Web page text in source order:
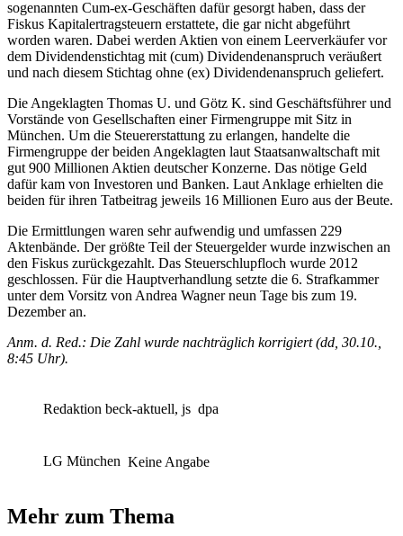
sogenannten Cum-ex-Geschäften dafür gesorgt haben, dass der
Fiskus Kapitalertragsteuern erstattete, die gar nicht abgeführt
worden waren. Dabei werden Aktien von einem Leerverkäufer vor
dem Dividendenstichtag mit (cum) Dividendenanspruch veräußert
und nach diesem Stichtag ohne (ex) Dividendenanspruch geliefert.
Die Angeklagten Thomas U. und Götz K. sind Geschäftsführer und
Vorstände von Gesellschaften einer Firmengruppe mit Sitz in
München. Um die Steuererstattung zu erlangen, handelte die
Firmengruppe der beiden Angeklagten laut Staatsanwaltschaft mit
gut 900 Millionen Aktien deutscher Konzerne. Das nötige Geld
dafür kam von Investoren und Banken. Laut Anklage erhielten die
beiden für ihren Tatbeitrag jeweils 16 Millionen Euro aus der Beute.
Die Ermittlungen waren sehr aufwendig und umfassen 229
Aktenbände. Der größte Teil der Steuergelder wurde inzwischen an
den Fiskus zurückgezahlt. Das Steuerschlupfloch wurde 2012
geschlossen. Für die Hauptverhandlung setzte die 6. Strafkammer
unter dem Vorsitz von Andrea Wagner neun Tage bis zum 19.
Dezember an.
Anm. d. Red.: Die Zahl wurde nachträglich korrigiert (dd, 30.10.,
8:45 Uhr).
Redaktion beck-aktuell, js dpa
LG München Keine Angabe
Mehr zum Thema